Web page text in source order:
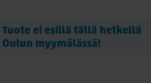
Tuote ei esillä tällä hetkellä
Oulun myymälässä!